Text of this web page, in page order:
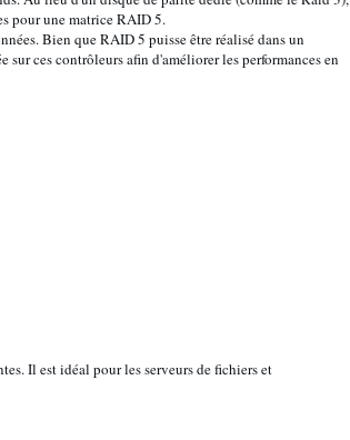
pour une matrice RAID 5.
Bien que RAID 5 puisse être réalisé dans un
ces contrôleurs afin d'améliorer les performances en
Il est idéal pour les serveurs de fichiers et